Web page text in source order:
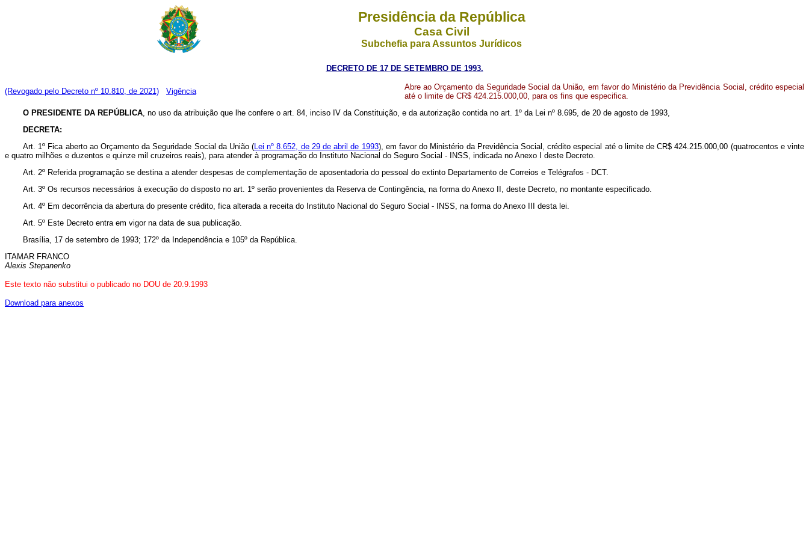
Presidência da República
Casa Civil
Subchefia para Assuntos Jurídicos
DECRETO DE 17 DE SETEMBRO DE 1993.
(Revogado pelo Decreto nº 10.810, de 2021) Vigência
Abre ao Orçamento da Seguridade Social da União, em favor do Ministério da Previdência Social, crédito especial
até o limite de CR$ 424.215.000,00, para os fins que especifica.
O PRESIDENTE DA REPÚBLICA, no uso da atribuição que lhe confere o art. 84, inciso IV da Constituição, e da autorização contida no art. 1º da Lei nº 8.695, de 20 de agosto de 1993,
DECRETA:
Art. 1º Fica aberto ao Orçamento da Seguridade Social da União (Lei nº 8.652, de 29 de abril de 1993), em favor do Ministério da Previdência Social, crédito especial até o limite de CR$ 424.215.000,00 (quatrocentos e vinte
e quatro milhões e duzentos e quinze mil cruzeiros reais), para atender à programação do Instituto Nacional do Seguro Social - INSS, indicada no Anexo I deste Decreto.
Art. 2º Referida programação se destina a atender despesas de complementação de aposentadoria do pessoal do extinto Departamento de Correios e Telégrafos - DCT.
Art. 3º Os recursos necessários à execução do disposto no art. 1º serão provenientes da Reserva de Contingência, na forma do Anexo II, deste Decreto, no montante especificado.
Art. 4º Em decorrência da abertura do presente crédito, fica alterada a receita do Instituto Nacional do Seguro Social - INSS, na forma do Anexo III desta lei.
Art. 5º Este Decreto entra em vigor na data de sua publicação.
Brasília, 17 de setembro de 1993; 172º da Independência e 105º da República.
ITAMAR FRANCO
Alexis Stepanenko
Este texto não substitui o publicado no DOU de 20.9.1993
Download para anexos